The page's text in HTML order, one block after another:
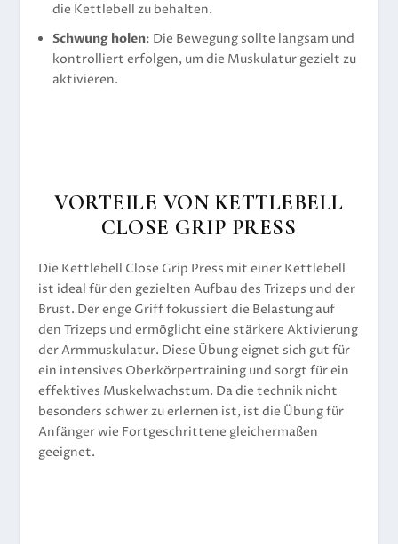
die Kettlebell zu behalten.
Schwung holen: Die Bewegung sollte langsam und
kontrolliert erfolgen, um die Muskulatur gezielt zu
aktivieren.
VORTEILE VON KETTLEBELL
CLOSE GRIP PRESS
Die Kettlebell Close Grip Press mit einer Kettlebell
ist ideal für den gezielten Aufbau des Trizeps und der
Brust. Der enge Griff fokussiert die Belastung auf
den Trizeps und ermöglicht eine stärkere Aktivierung
der Armmuskulatur. Diese Übung eignet sich gut für
ein intensives Oberkörpertraining und sorgt für ein
effektives Muskelwachstum. Da die technik nicht
besonders schwer zu erlernen ist, ist die Übung für
Anfänger wie Fortgeschrittene gleichermaßen
geeignet.